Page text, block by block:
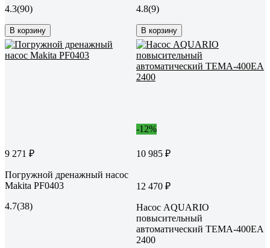
4.3(90)
В корзину
4.8(9)
В корзину
9 271 ₽
Погружной дренажный насос
Makita PF0403
4.7(38)
-12%
10 985 ₽
12 470 ₽
Насос AQUARIO
повысительный
автоматический TEMA-400EA
2400